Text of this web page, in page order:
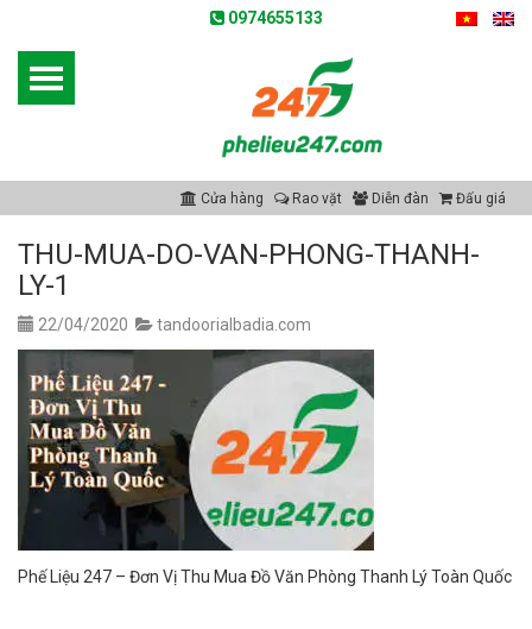
0974655133
Cửa hàng Rao vặt Diễn đàn Đấu giá
THU-MUA-DO-VAN-PHONG-THANH-
LY-1
22/04/2020 tandoorialbadia.com
Phế Liệu 247 – Đơn Vị Thu Mua Đồ Văn Phòng Thanh Lý Toàn Quốc